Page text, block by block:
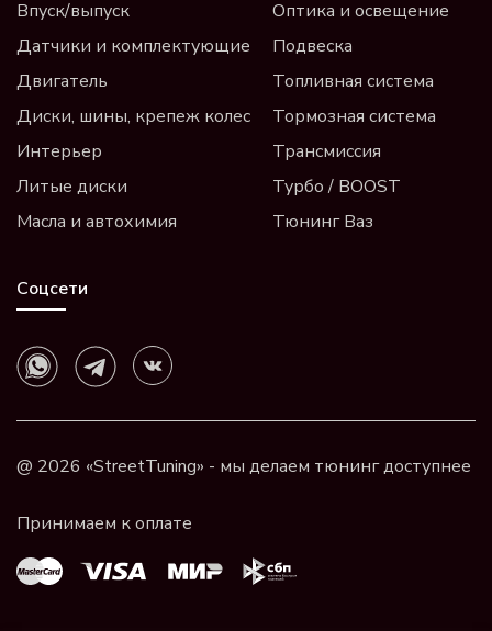
Впуск/выпуск
Датчики и комплектующие
Двигатель
Диски, шины, крепеж колес
Интерьер
Литые диски
Масла и автохимия
Оптика и освещение
Подвеска
Топливная система
Тормозная система
Трансмиссия
Турбо / BOOST
Тюнинг Ваз
Соцсети
@ 2026 «StreetTuning» - мы делаем тюнинг доступнее